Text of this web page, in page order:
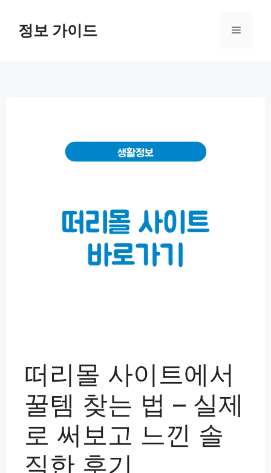
정보 가이드 메
떠리몰 사이트에서
꿀템 찾는 법 – 실제
로 써보고 느낀 솔
직한 후기